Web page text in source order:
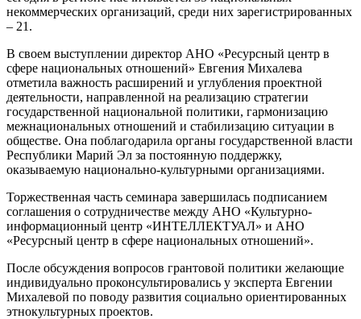
некоммерческих организаций, среди них зарегистрированных
– 21.
В своем выступлении директор АНО «Ресурсный центр в
сфере национальных отношений» Евгения Михалева
отметила важность расширений и углубления проектной
деятельности, направленной на реализацию стратегии
государственной национальной политики, гармонизацию
межнациональных отношений и стабилизацию ситуации в
обществе. Она поблагодарила органы государственной власти
Республики Марий Эл за постоянную поддержку,
оказываемую национально-культурными организациями.
Торжественная часть семинара завершилась подписанием
соглашения о сотрудничестве между АНО «Культурно-
информационный центр «ИНТЕЛЛЕКТУАЛ» и АНО
«Ресурсный центр в сфере национальных отношений».
После обсуждения вопросов грантовой политики желающие
индивидуально проконсультировались у эксперта Евгении
Михалевой по поводу развития социально ориентированных
этнокультурных проектов.